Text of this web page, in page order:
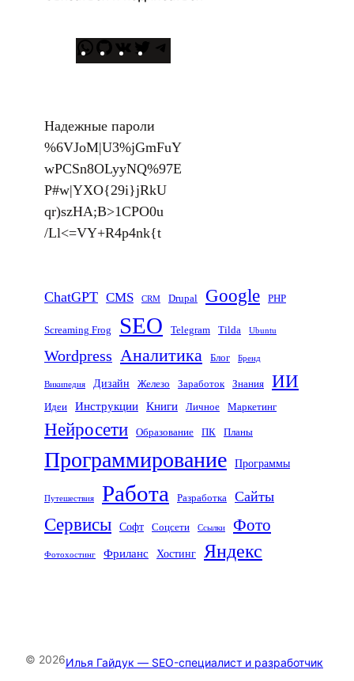
W
s
A
p
p
G
u
b
В
т
а
к
т
е
T
t
e
r
r
a
Надежные пароли
%6VJoM|U3%jGmFuY
wPCSn8OLyyNQ%97E
P#w|YXO{29i}jRkU
qr)szHA;B>1CPO0u
/Ll<=VY+R4p4nk{t
ChatGPT CMS CRM Drupal Google PHP
Screaming Frog SEO Telegram Tilda Ubuntu
Wordpress Аналитика Блог Бренд
Википедия Дизайн Железо Заработок Знания ИИ
Идеи Инструкции Книги Личное Маркетинг
Нейросети Образование ПК Планы
Программирование Программы
Путешествия Работа Разработка Сайты
Сервисы Софт Соцсети Ссылки Фото
Фотохостинг Фриланс Хостинг Яндекс
© 2026Илья Гайдук — SEO-специалист и разработчик